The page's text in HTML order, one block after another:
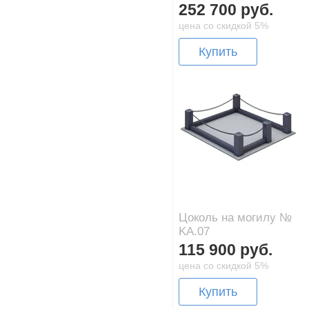
252 700 руб.
цена со скидкой 5%
Купить
Цоколь на могилу №
KA.07
115 900 руб.
цена со скидкой 5%
Купить